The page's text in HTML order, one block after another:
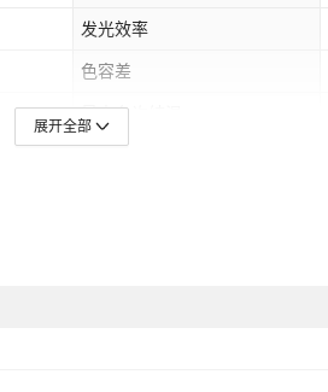
发光效率
色容差
最大允许结温
展开全部